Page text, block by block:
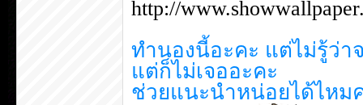
http://
ทำนองนี้อะคะ แต่ไม่รู้ว่า
แต่ก็ไม่เจออะคะ
ช่วยแนะนำหน่อยได้ไหม